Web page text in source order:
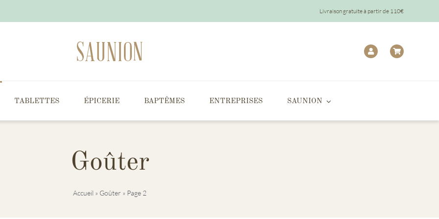
Livraison gratuite à partir de 110€
TABLETTES ÉPICERIE BAPTÊMES ENTREPRISES SAUNION
Goûter
Accueil » Goûter » Page 2